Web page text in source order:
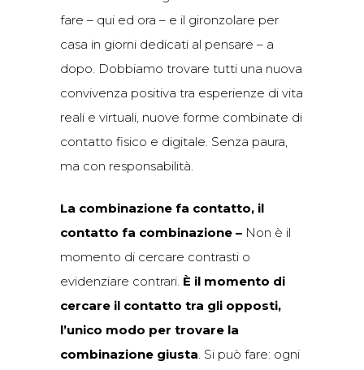
fare – qui ed ora – e il gironzolare per
casa in giorni dedicati al pensare – a
dopo. Dobbiamo trovare tutti una nuova
convivenza positiva tra esperienze di vita
reali e virtuali, nuove forme combinate di
contatto fisico e digitale. Senza paura,
ma con responsabilità.
La combinazione fa contatto, il
contatto fa combinazione – Non è il
momento di cercare contrasti o
evidenziare contrari. È il momento di
cercare il contatto tra gli opposti,
l’unico modo per trovare la
combinazione giusta. Si può fare: ogni